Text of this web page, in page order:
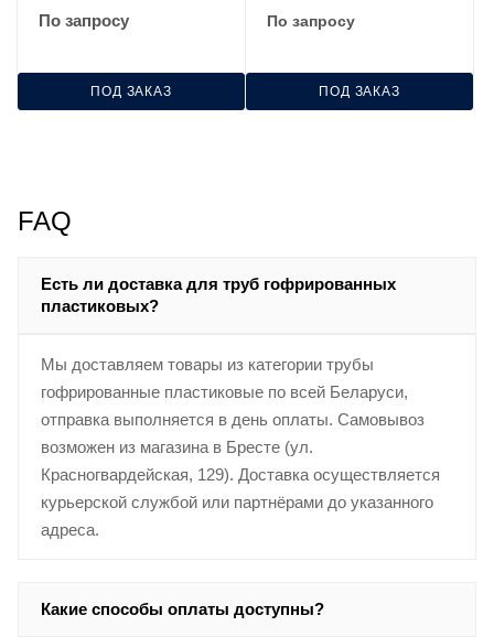
По запросу
ПОД ЗАКАЗ
По запросу
ПОД ЗАКАЗ
FAQ
Есть ли доставка для труб гофрированных
пластиковых?
Мы доставляем товары из категории трубы
гофрированные пластиковые по всей Беларуси,
отправка выполняется в день оплаты. Самовывоз
возможен из магазина в Бресте (ул.
Красногвардейская, 129). Доставка осуществляется
курьерской службой или партнёрами до указанного
адреса.
Какие способы оплаты доступны?